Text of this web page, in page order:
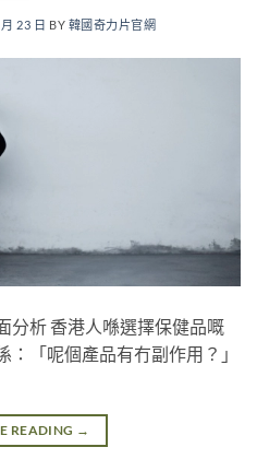
23 日 BY 韓國奇力片官網
分析 香港人喺選擇保健品嘅
「呢個產品有冇副作用？」
READING →